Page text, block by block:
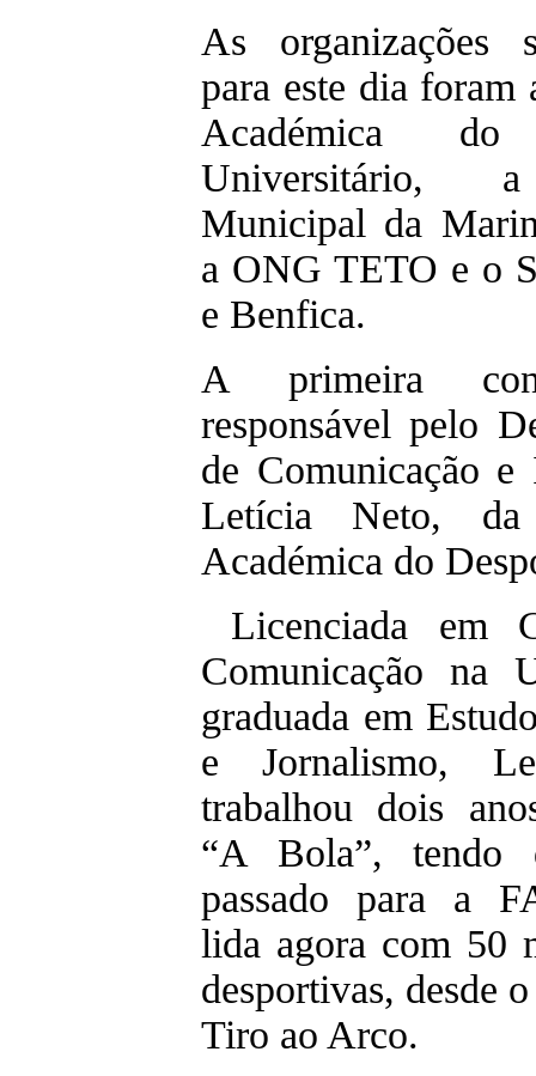
As organizações
para este dia foram
Académica do
Universitário,
Municipal da
a ONG TETO e o
e Benfica.
A primeira
responsável pelo
de Comunicação
Letícia Neto, da
Académica do
Licenciada em
Comunicação na
graduada em
e Jornalismo,
trabalhou dois
“A Bola”, tendo
passado para a
lida agora com 50
desportivas, desde
Tiro ao Arco.